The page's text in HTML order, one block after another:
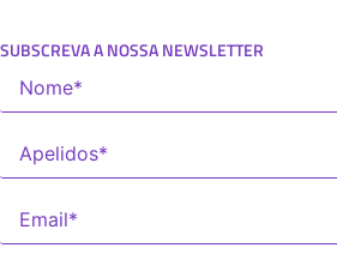
SUBSCREVA A NOSSA NEWSLETTER